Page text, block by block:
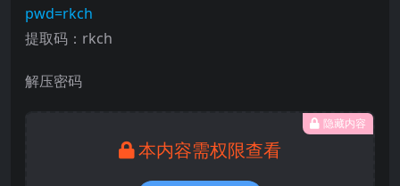
pwd=rkch
提取码：rkch
解压密码
隐藏内容
本内容需权限查看